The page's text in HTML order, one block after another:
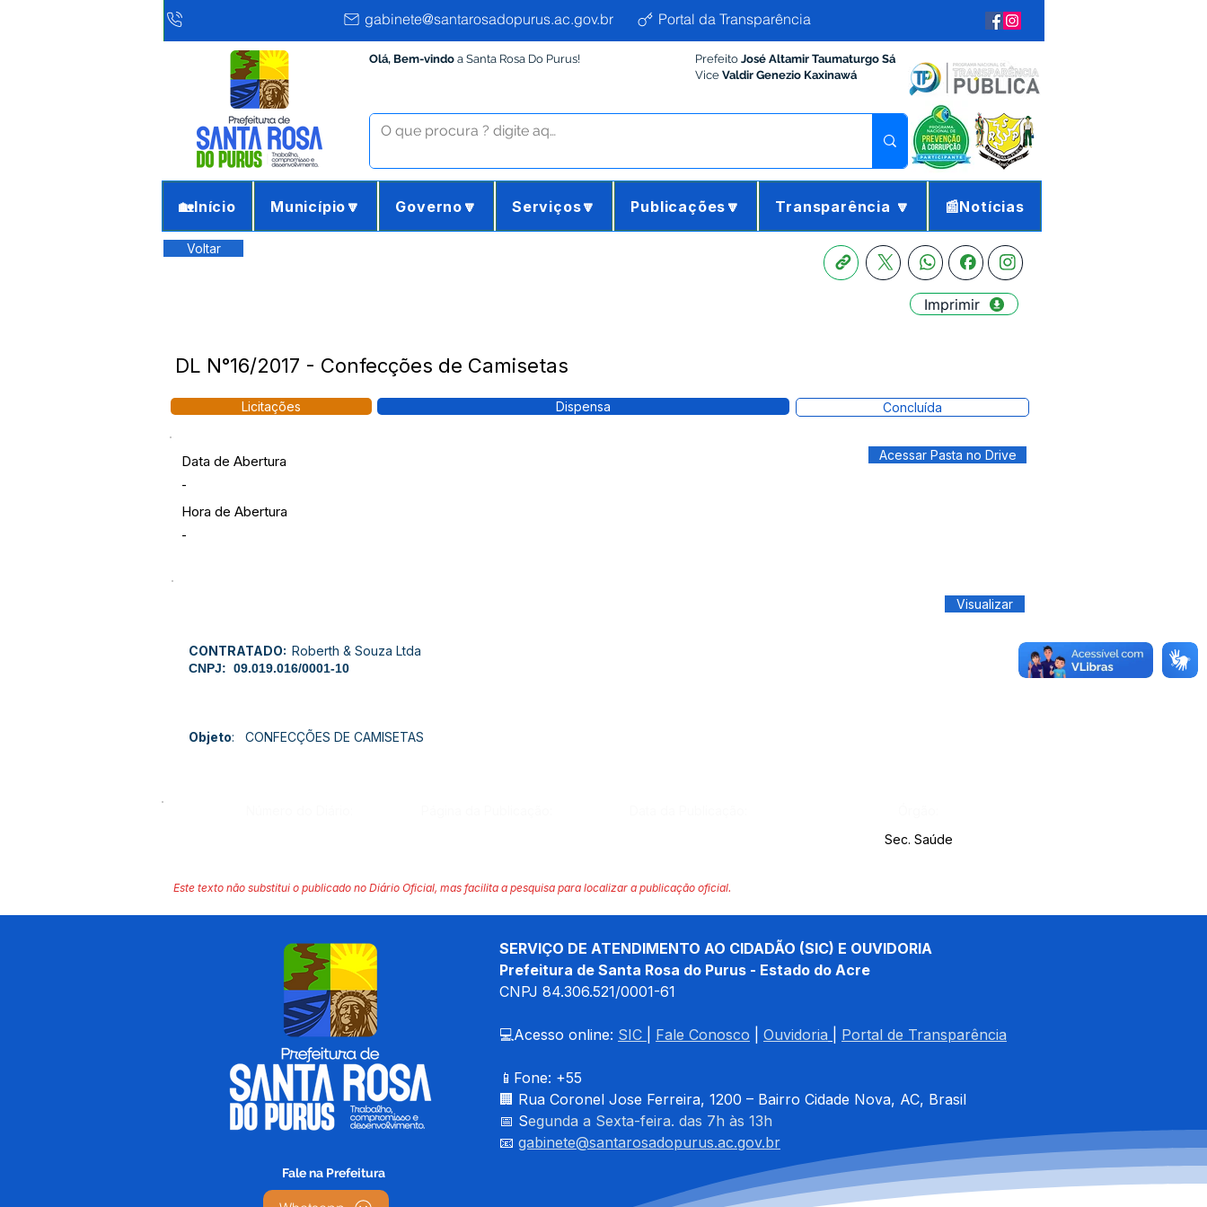
gabinete@santarosadopurus.ac.gov.br Portal da Transparência
Olá, Bem-vindo a Santa Rosa Do Purus! Prefeito José Altamir Taumaturgo Sá
Vice Valdir Genezio Kaxinawá
🏡Início Município🔽 Governo🔽 Serviços🔽 Publicações🔽 Transparência 🔽 📰Notícias
Voltar
Imprimir
DL N°16/2017 - Confecções de Camisetas
Licitações Dispensa Concluída
Data de Abertura
-
Hora de Abertura
-
Acessar Pasta no Drive
Visualizar
CONTRATADO: Roberth & Souza Ltda
CNPJ: 09.019.016/0001-10
Objeto: CONFECÇÕES DE CAMISETAS
Sec. Saúde
Este texto não substitui o publicado no Diário Oficial, mas facilita a pesquisa para localizar a publicação oficial.
SERVIÇO DE ATENDIMENTO AO CIDADÃO (SIC) E OUVIDORIA
Prefeitura de Santa Rosa do Purus - Estado do Acre
CNPJ 84.306.521/0001-61
💻Acesso online: SIC Fale Conosco Ouvidoria Portal de Transparência
📱Fone: +55
🏢 Rua Coronel Jose Ferreira, 1200 – Bairro Cidade Nova, AC, Brasil
📅 Segunda a Sexta-feira. das 7h às 13h
📧 gabinete@santarosadopurus.ac.gov.br
Fale na Prefeitura